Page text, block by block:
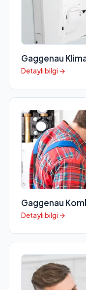
Gaggenau
Detaylı bilgi →
Gaggenau
Detaylı bilgi →